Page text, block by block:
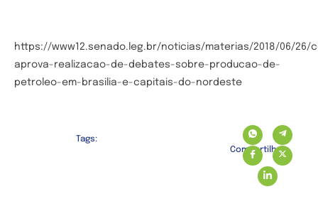
https://www12.senado.leg.br/noticias/materias/2018/06/26/
aprova-realizacao-de-debates-sobre-producao-de-
petroleo-em-brasilia-e-capitais-do-nordeste
Tags:
Compartilhe: